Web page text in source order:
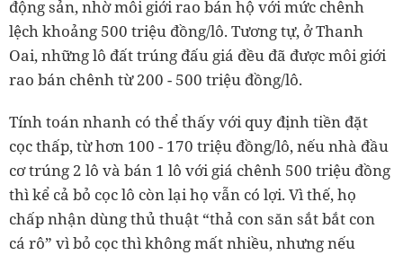
động sản, nhờ môi giới rao bán hộ với mức chênh
lệch khoảng 500 triệu đồng/lô. Tương tự, ở Thanh
Oai, những lô đất trúng đấu giá đều đã được môi giới
rao bán chênh từ 200 - 500 triệu đồng/lô.
Tính toán nhanh có thể thấy với quy định tiền đặt
cọc thấp, từ hơn 100 - 170 triệu đồng/lô, nếu nhà đầu
cơ trúng 2 lô và bán 1 lô với giá chênh 500 triệu đồng
thì kể cả bỏ cọc lô còn lại họ vẫn có lợi. Vì thế, họ
chấp nhận dùng thủ thuật “thả con săn sắt bắt con
cá rô” vì bỏ cọc thì không mất nhiều, nhưng nếu